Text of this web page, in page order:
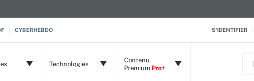
S'IDENTIFIER
CYBERHEBDO
Technologies
Contenu
Premium Pro+